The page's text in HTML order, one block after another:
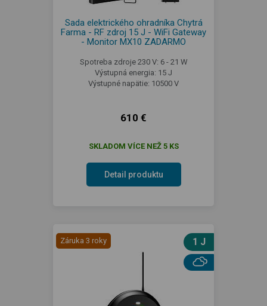
Sada elektrického ohradníka Chytrá
Farma - RF zdroj 15 J - WiFi Gateway
- Monitor MX10 ZADARMO
Spotreba zdroje 230 V: 6 - 21 W
Výstupná energia: 15 J
Výstupné napätie: 10500 V
610 €
SKLADOM VÍCE NEŽ 5 KS
Detail produktu
Záruka 3 roky 1 J